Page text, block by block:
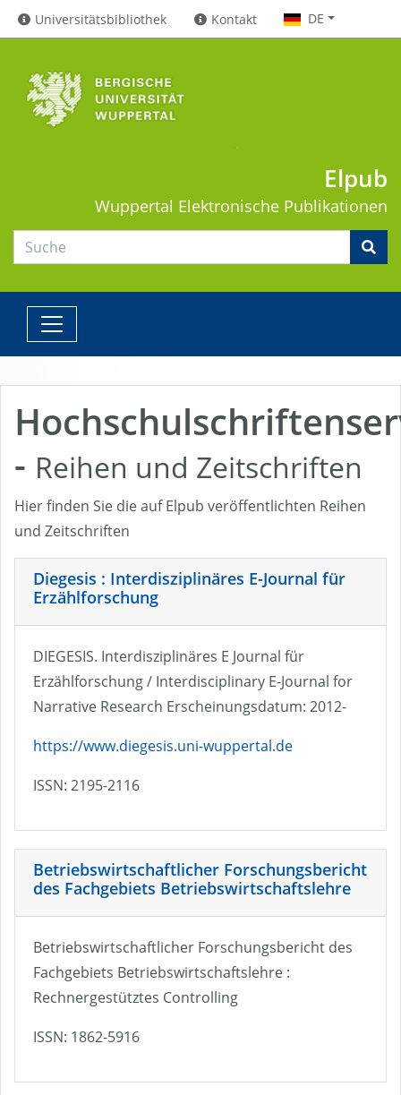
Universitätsbibliothek Kontakt DE
Elpub
Wuppertal Elektronische Publikationen
- Reihen und Zeitschriften
Hier finden Sie die auf Elpub veröffentlichten Reihen
und Zeitschriften
Diegesis : Interdisziplinäres E-Journal für
Erzählforschung
DIEGESIS. Interdisziplinäres E Journal für
Erzählforschung / Interdisciplinary E-Journal for
Narrative Research Erscheinungsdatum: 2012-
https://www.diegesis.uni-wuppertal.de
ISSN: 2195-2116
Betriebswirtschaftlicher Forschungsbericht
des Fachgebiets Betriebswirtschaftslehre
Betriebswirtschaftlicher Forschungsbericht des
Fachgebiets Betriebswirtschaftslehre :
Rechnergestütztes Controlling
ISSN: 1862-5916